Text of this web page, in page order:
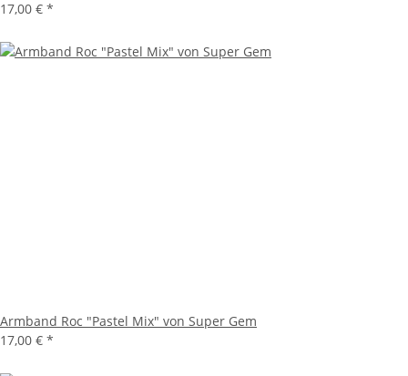
17,00 € *
Armband Roc "Pastel Mix" von Super Gem
17,00 € *